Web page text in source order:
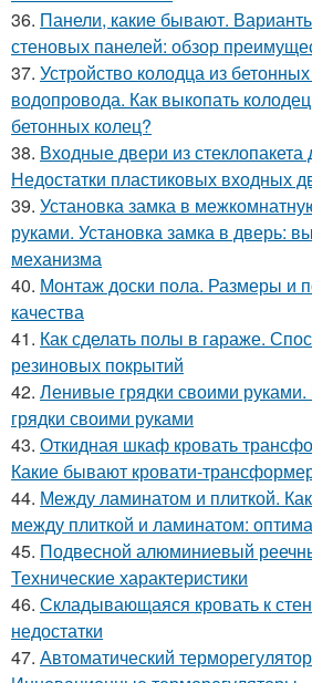
36. Панели, какие бывают.
стеновых панелей: обзор
37. Устройство колодца из
водопровода. Как выкопать
бетонных колец?
38. Входные двери из стеклопакета
Недостатки пластиковых входных
39. Установка замка в
руками. Установка замка в дверь:
механизма
40. Монтаж доски пола. Размеры и
качества
41. Как сделать полы в гараже.
резиновых покрытий
42. Ленивые грядки своими
грядки своими руками
43. Откидная шкаф кровать
Какие бывают кровати-
44. Между ламинатом и плиткой.
между плиткой и ламинатом:
45. Подвесной алюминиевый
Технические характеристики
46. Складывающаяся кровать к
недостатки
47. Автоматический